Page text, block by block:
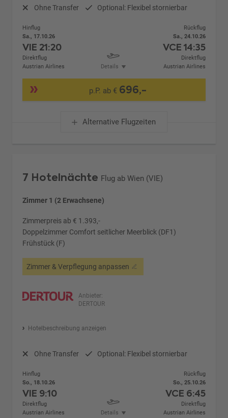
Ohne Transfer Optional: Flexibel stornierbar
Hinflug
Sa., 17.10.26
VIE 21:20
Direktflug
Austrian Airlines
Details
Rückflug
Sa., 24.10.26
VCE 14:35
Direktflug
Austrian Airlines
p.P. ab € 696,-
Alternative Flugzeiten
7 Hotelnächte Flug ab Wien (VIE)
Zimmer 1 (2 Erwachsene)
Zimmerpreis ab € 1.393,-
Doppelzimmer Comfort seitlicher Meerblick (DF1)
Frühstück (F)
Zimmer & Verpflegung anpassen
Anbieter:
DERTOUR
Hotelbeschreibung anzeigen
Ohne Transfer Optional: Flexibel stornierbar
Hinflug
So., 18.10.26
VIE 9:10
Direktflug
Austrian Airlines
Details
Rückflug
So., 25.10.26
VCE 6:45
Direktflug
Austrian Airlines